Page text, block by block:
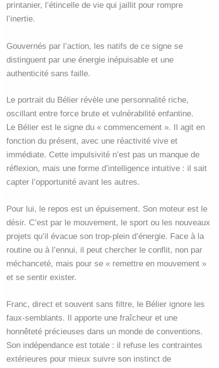
printanier, l’étincelle de vie qui jaillit pour rompre
l’inertie.
Gouvernés par l’action, les natifs de ce signe se
distinguent par une énergie inépuisable et une
authenticité sans faille.
Le portrait du Bélier révèle une personnalité riche,
oscillant entre force brute et vulnérabilité enfantine.
Le Bélier est le signe du « commencement ». Il agit en
fonction du présent, avec une réactivité vive et
immédiate. Cette impulsivité n’est pas un manque de
réflexion, mais une forme d’intelligence intuitive : il sait
capter l’opportunité avant les autres.
Pour lui, le repos est un épuisement. Son moteur est le
désir. C’est par le mouvement, le sport ou les nouveaux
projets qu’il évacue son trop-plein d’énergie. Face à la
routine ou à l’ennui, il peut chercher le conflit, non par
méchanceté, mais pour se « remettre en mouvement »
et se sentir exister.
Franc, direct et souvent sans filtre, le Bélier ignore les
faux-semblants. Il apporte une fraîcheur et une
honnêteté précieuses dans un monde de conventions.
Son indépendance est totale : il refuse les contraintes
extérieures pour mieux suivre son instinct de